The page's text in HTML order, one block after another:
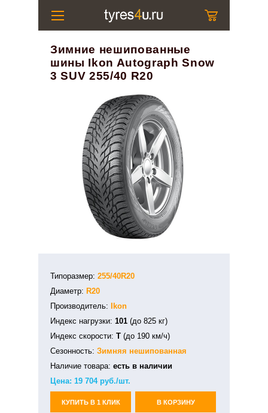
Зимние нешипованные
шины Ikon Autograph Snow
3 SUV 255/40 R20
Типоразмер: 255/40R20
Диаметр: R20
Производитель:
Ikon
Индекс нагрузки: 101 (до 825 кг)
Индекс скорости: T (до 190 км/ч)
Сезонность: Зимняя нешипованная
Наличие товара: есть в наличии
Цена: 19 704руб./шт.
КУПИТЬ В 1 КЛИК В КОРЗИНУ